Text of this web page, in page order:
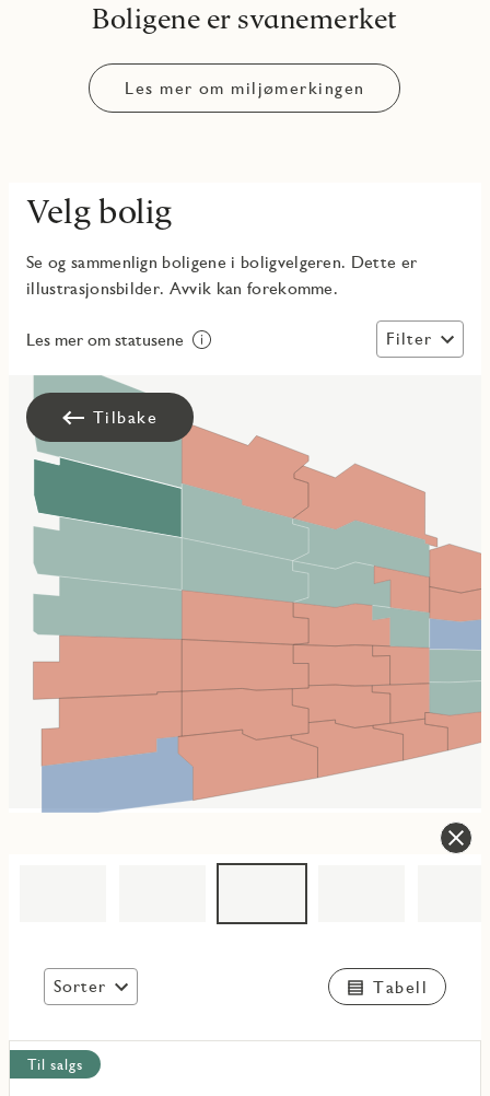
Boligene er svanemerket
Les mer om miljømerkingen
Velg bolig
Se og sammenlign boligene i boligvelgeren. Dette er
illustrasjonsbilder. Avvik kan forekomme.
Les mer om statusene Filter
Tilbake
Sorter Tabell
Vis
alle
Til salgs